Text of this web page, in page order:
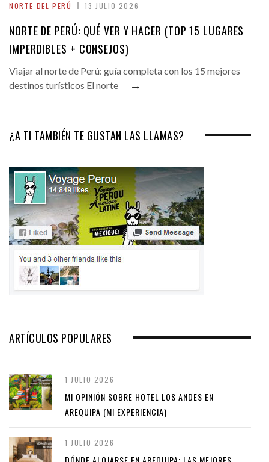
NORTE DEL PERÚ 13 JULIO 2026
NORTE DE PERÚ: QUÉ VER Y HACER (TOP 15 LUGARES
IMPERDIBLES + CONSEJOS)
Viajar al norte de Perú: guía completa con los 15 mejores
destinos turísticos El norte
→
¿A TI TAMBIÉN TE GUSTAN LAS LLAMAS?
ARTÍCULOS POPULARES
1 JULIO 2026
MI OPINIÓN SOBRE HOTEL LOS ANDES EN
AREQUIPA (MI EXPERIENCIA)
1 JULIO 2026